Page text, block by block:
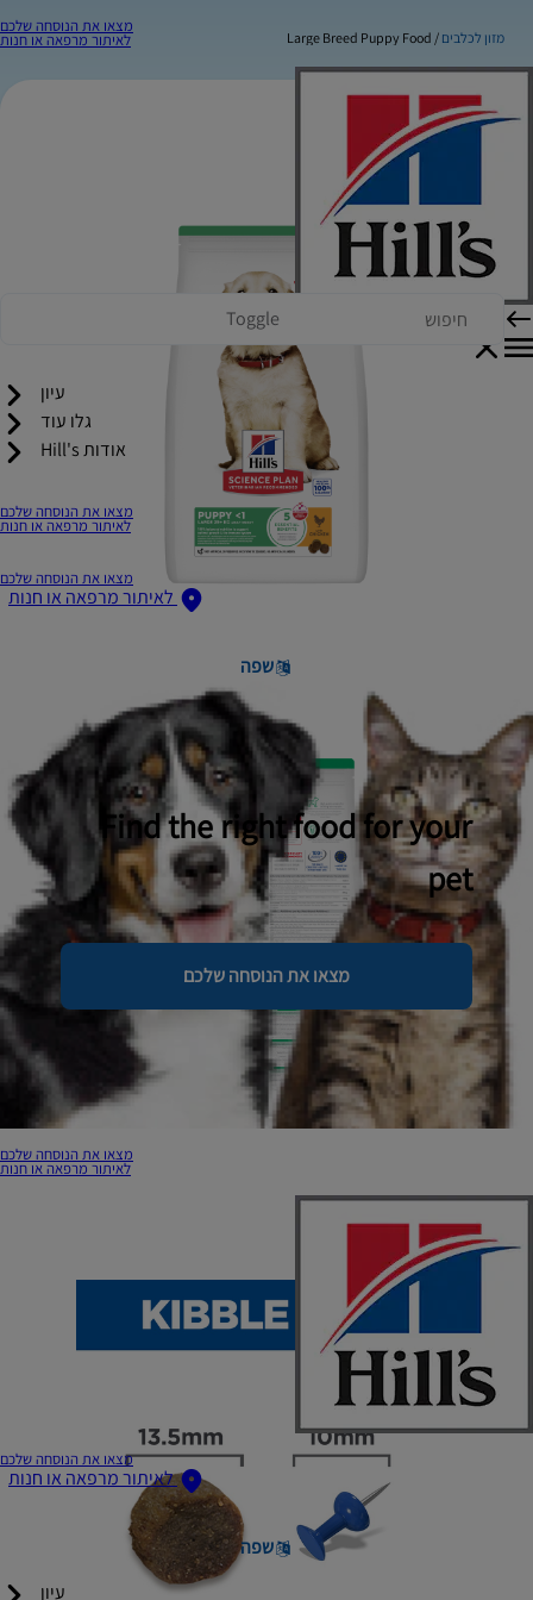
מצאו את הנוסחה שלכם
לאיתור מרפאה או חנות
Toggle
עיון
גלו עוד
אודות Hill's
מצאו את הנוסחה שלכם
לאיתור מרפאה או חנות
מצאו את הנוסחה שלכם
לאיתור מרפאה או חנות
שפה
Find the right food for your
pet
מצאו את הנוסחה שלכם
מצאו את הנוסחה שלכם
לאיתור מרפאה או חנות
מצאו את הנוסחה שלכם
לאיתור מרפאה או חנות
שפה
עיון
מזון לכלבים Large Breed Puppy Food